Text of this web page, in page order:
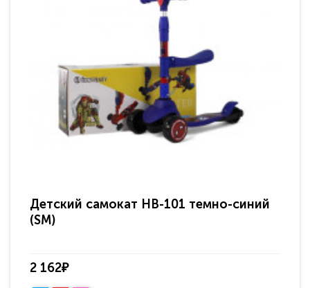
Детский самокат HB-101 темно-синий
(SM)
2 162₽